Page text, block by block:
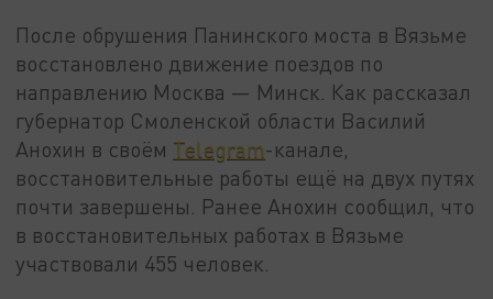
После обрушения Панинского моста в Вязьме
восстановлено движение поездов по
направлению Москва — Минск. Как рассказал
губернатор Смоленской области Василий
Анохин в своём Telegram-канале,
восстановительные работы ещё на двух путях
почти завершены. Ранее Анохин сообщил, что
в восстановительных работах в Вязьме
участвовали 455 человек.